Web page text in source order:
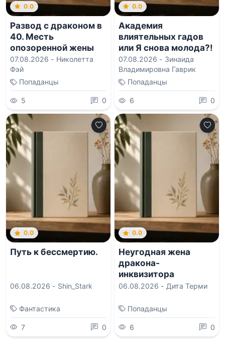
0.0
Развод с драконом в
40. Месть
опозоренной жены
07.08.2026 - Николетта
Фэй
Попаданцы
5 0
0.0
Академия
влиятельных гадов
или Я снова молода?!
07.08.2026 - Зинаида
Владимировна Гаврик
Попаданцы
6 0
0.0
Путь к бессмертию.
06.08.2026 - Shin_Stark
Фантастика
7 0
0.0
Неугодная жена
дракона-
инквизитора
06.08.2026 - Дита Терми
Попаданцы
6 0